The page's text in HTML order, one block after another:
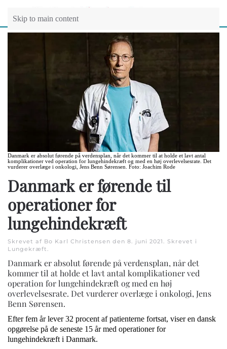
Skip to main content
Danmark er absolut førende på verdensplan, når det kommer til at holde et lavt antal
komplikationer ved operation for lungehindekræft og med en høj overlevelsesrate. Det
vurderer overlæge i onkologi, Jens Benn Sørensen. Foto: Joachim Rode
Danmark er førende til
operationer for
lungehindekræft
Skrevet af Bo Karl Christensen den 8. juni 2021
. Skrevet i
Lungekræft
Danmark er absolut førende på verdensplan, når det
kommer til at holde et lavt antal komplikationer ved
operation for lungehindekræft og med en høj
overlevelsesrate. Det vurderer overlæge i onkologi, Jens
Benn Sørensen.
Efter fem år lever 32 procent af patienterne fortsat, viser en dansk
opgørelse på de seneste 15 år med operationer for
lungehindekræft i Danmark.